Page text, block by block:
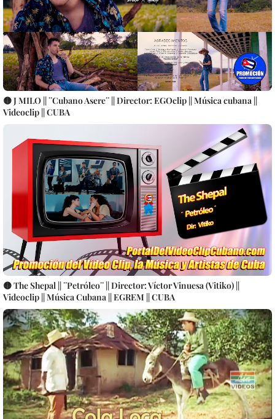
🟡 J MILO || ¨Cubano Asere¨ || Director: EGOclip || Música cubana ||
Videoclip || CUBA
🟡 The Shepal || ¨Petróleo¨ || Director: Víctor Vinuesa (Vitiko) ||
Videoclip || Música Cubana || EGREM || CUBA